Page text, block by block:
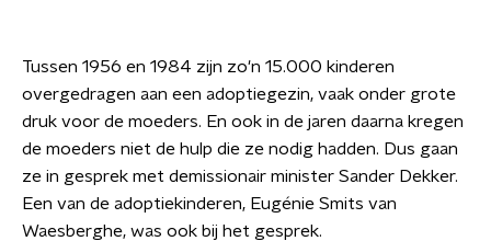
Tussen 1956 en 1984 zijn zo'n 15.000 kinderen
overgedragen aan een adoptiegezin, vaak onder grote
druk voor de moeders. En ook in de jaren daarna kregen
de moeders niet de hulp die ze nodig hadden. Dus gaan
ze in gesprek met demissionair minister Sander Dekker.
Een van de adoptiekinderen, Eugénie Smits van
Waesberghe, was ook bij het gesprek.